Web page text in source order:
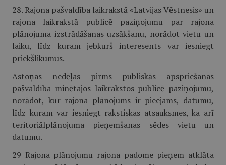
28. Rajona pašvaldība laikrakstā «Latvijas Vēstnesis» un
rajona laikrakstā publicē paziņojumu par rajona
plānojuma izstrādāšanas uzsākšanu, norādot vietu un
laiku, līdz kuram jebkurš interesents var iesniegt
priekšlikumus.
Astoņas nedēļas pirms publiskās apspriešanas
pašvaldība minētajos laikrakstos publicē paziņojumu,
norādot, kur rajona plānojums ir pieejams, datumu,
līdz kuram var iesniegt rakstiskas atsauksmes, ka arī
teritoriālplānojuma pieņemšanas sēdes vietu un
datumu.
29 Rajona plānojumu rajona padome pieņem atklāta